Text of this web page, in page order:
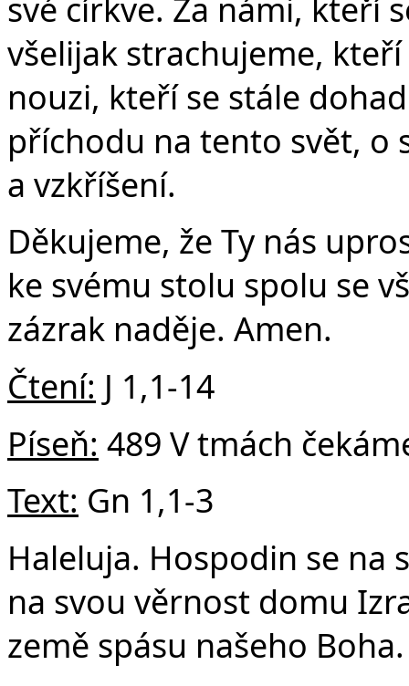
své církve. Za námi, kteří
všelijak strachujeme,
nouzi, kteří se stále
příchodu na tento svět, o
a vzkříšení.
Děkujeme, že Ty nás
ke svému stolu spolu se
zázrak naděje. Amen.
Čtení: J 1,1-14
Píseň: 489 V tmách
Text: Gn 1,1-3
Haleluja. Hospodin se na
na svou věrnost domu
země spásu našeho